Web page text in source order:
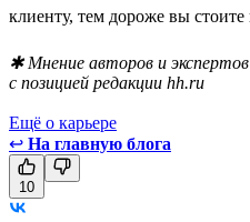
клиенту, тем дороже вы стоите
✱ Мнение авторов и
с позицией редакции hh.ru
Ещё о карьере
↩ На главную блога
10